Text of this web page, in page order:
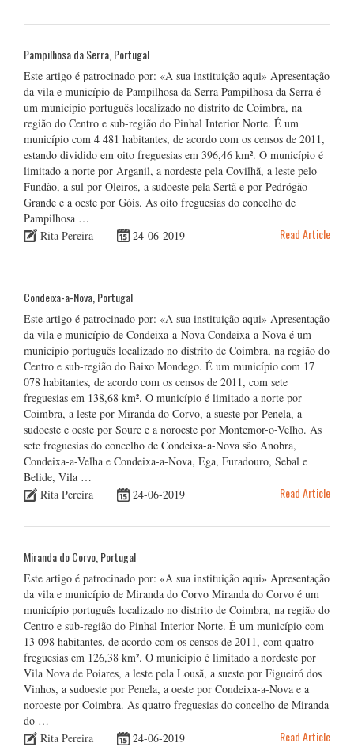
Pampilhosa da Serra, Portugal
Este artigo é patrocinado por: «A sua instituição aqui» Apresentação
da vila e município de Pampilhosa da Serra Pampilhosa da Serra é
um município português localizado no distrito de Coimbra, na
região do Centro e sub-região do Pinhal Interior Norte. É um
município com 4 481 habitantes, de acordo com os censos de 2011,
estando dividido em oito freguesias em 396,46 km². O município é
limitado a norte por Arganil, a nordeste pela Covilhã, a leste pelo
Fundão, a sul por Oleiros, a sudoeste pela Sertã e por Pedrógão
Grande e a oeste por Góis. As oito freguesias do concelho de
Pampilhosa …
Rita Pereira
24-06-2019 Read Article
Condeixa-a-Nova, Portugal
Este artigo é patrocinado por: «A sua instituição aqui» Apresentação
da vila e município de Condeixa-a-Nova Condeixa-a-Nova é um
município português localizado no distrito de Coimbra, na região do
Centro e sub-região do Baixo Mondego. É um município com 17
078 habitantes, de acordo com os censos de 2011, com sete
freguesias em 138,68 km². O município é limitado a norte por
Coimbra, a leste por Miranda do Corvo, a sueste por Penela, a
sudoeste e oeste por Soure e a noroeste por Montemor-o-Velho. As
sete freguesias do concelho de Condeixa-a-Nova são Anobra,
Condeixa-a-Velha e Condeixa-a-Nova, Ega, Furadouro, Sebal e
Belide, Vila …
Rita Pereira
24-06-2019 Read Article
Miranda do Corvo, Portugal
Este artigo é patrocinado por: «A sua instituição aqui» Apresentação
da vila e município de Miranda do Corvo Miranda do Corvo é um
município português localizado no distrito de Coimbra, na região do
Centro e sub-região do Pinhal Interior Norte. É um município com
13 098 habitantes, de acordo com os censos de 2011, com quatro
freguesias em 126,38 km². O município é limitado a nordeste por
Vila Nova de Poiares, a leste pela Lousã, a sueste por Figueiró dos
Vinhos, a sudoeste por Penela, a oeste por Condeixa-a-Nova e a
noroeste por Coimbra. As quatro freguesias do concelho de Miranda
do …
Rita Pereira
24-06-2019 Read Article